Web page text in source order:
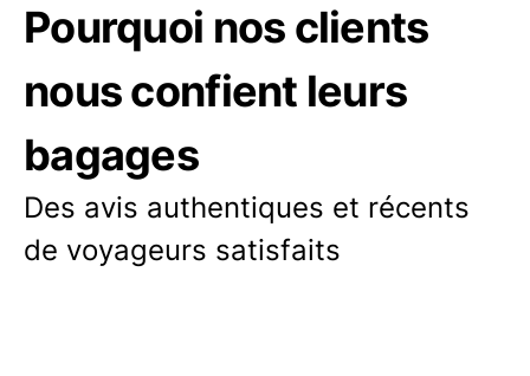
Pourquoi nos clients
nous confient leurs
bagages
Des avis authentiques et récents
de voyageurs satisfaits